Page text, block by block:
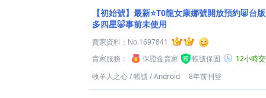
【初始號】最新⭐T0龍女康娜號開放預約🐷台
多四星🐷事前未使用
賣家資料： No.1697841
賣家服務：
保證金賣家 帳號保固
12小時
牧羊人之心/帳號/Android 8年前刊登